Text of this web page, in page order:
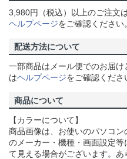
3,980円（税込）以上のご注文
ヘルプページをご確認ください。
配送方法について
一部商品はメール便でのお届け
はヘルプページをご確認くださ
商品について
【カラーについて】
商品画像は、お使いのパソコ
のメーカー・機種・画面設定
て見える場合がございます。あ